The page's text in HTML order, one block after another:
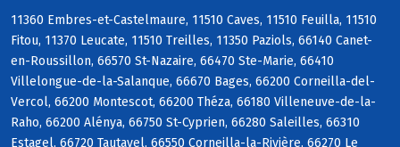
11360 Embres-et-Castelmaure, 11510 Caves, 11510 Feuilla, 11510
Fitou, 11370 Leucate, 11510 Treilles, 11350 Paziols, 66140 Canet-
en-Roussillon, 66570 St-Nazaire, 66470 Ste-Marie, 66410
Villelongue-de-la-Salanque, 66670 Bages, 66200 Corneilla-del-
Vercol, 66200 Montescot, 66200 Théza, 66180 Villeneuve-de-la-
Raho, 66200 Alénya, 66750 St-Cyprien, 66280 Saleilles, 66310
Estagel, 66720 Tautavel, 66550 Corneilla-la-Rivière, 66270 Le